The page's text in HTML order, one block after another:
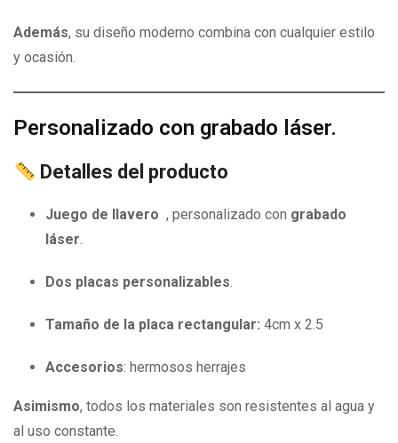
Además, su diseño moderno combina con cualquier estilo
y ocasión.
Personalizado con grabado láser.
Detalles del producto
Juego de llavero , personalizado con grabado
láser.
Dos placas personalizables.
Tamaño de la placa rectangular: 4cm x 2.5
Accesorios: hermosos herrajes
Asimismo, todos los materiales son resistentes al agua y
al uso constante.